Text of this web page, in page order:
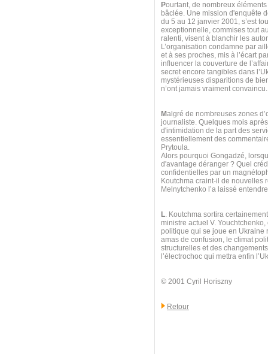
Pourtant, de nombreux
bâclée. Une mission d'enquête
du 5 au 12 janvier 2001, s’est
exceptionnelle, commises tout
ralenti, visent à blanchir les
L’organisation condamne par
et à ses proches, mis à l’écart
influencer la couverture de
secret encore tangibles dans
mystérieuses disparitions de
n’ont jamais vraiment convaincu.
Malgré de nombreuses zones
journaliste. Quelques mois
d'intimidation de la part des
essentiellement des
Prytoula.
Alors pourquoi Gongadzé,
d'avantage déranger ? Quel
confidentielles par un
Koutchma craint-il de nouvelles
Melnytchenko l’a laissé
L. Koutchma sortira
ministre actuel V.
politique qui se joue en Ukraine
amas de confusion, le climat
structurelles et des
l’électrochoc qui mettra enfin
© 2001 Cyril Horiszny
Retour